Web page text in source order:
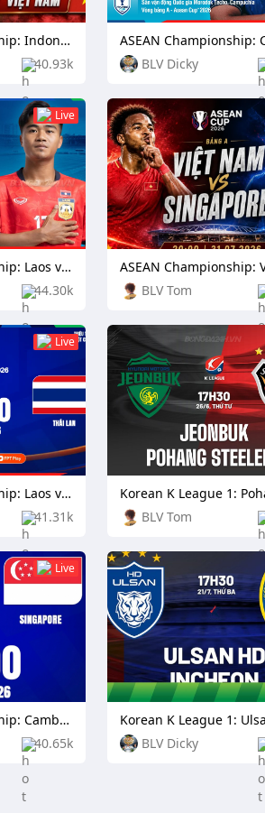
40.93k
ASEAN Championship: Indonesia vs Vietnam
BLV Dicky
Live
44.30k
ASEAN Championship: Laos vs Philippines
BLV Tom
Live
41.31k
ASEAN Championship: Laos vs Thailand
BLV Tom
Live
40.65k
ASEAN Championship: Cambodia vs Singapore
BLV Dicky